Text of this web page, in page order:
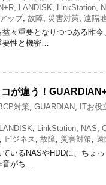
, LANDISK, LinkStation,
ップ, 故障, 災害対策, 遠隔
々重要となりつつある昨
要性と機密…
が違う！
対策, GUARDIAN, ITお役
LANDISK, LinkStation, NAS,
, ビジネス , 故障, 災害対策, 遠
いるNASやHDDに、ちょ
音がち…